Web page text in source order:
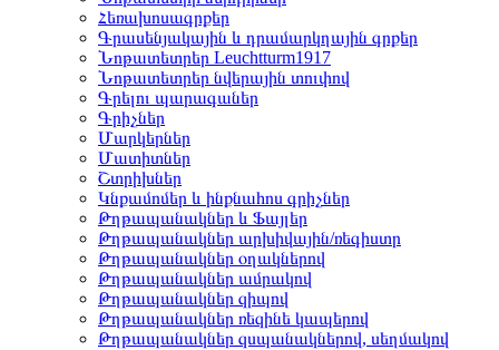
Հեռախոսագրքեր
Գրասենյակային և դրամարկղային գրքեր
Նոթատետրեր Leuchtturm1917
Նոթատետրեր նվերային տուփով
Գրելու պարագաներ
Գրիչներ
Մարկերներ
Մատիտներ
Շտրիխներ
Կնքամոմեր և ինքնահոս գրիչներ
Թղթապանակներ և Ֆայլեր
Թղթապանակներ արխիվային/ռեգիստր
Թղթապանակներ օղակներով
Թղթապանակներ ամրակով
Թղթապանակներ զիպով
Թղթապանակներ ռեզինե կապերով
Թղթապանակներ զսպանակներով, սեղմակով